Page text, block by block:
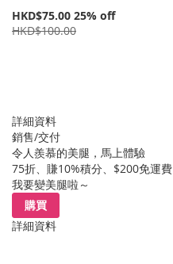
特
價
HKD$75.00 25% off
HKD$100.00
詳細資料
銷售/交付
令人羨慕的美腿，馬上體驗
75折、賺10%積分、$200免運費
我要變美腿啦～
購買
詳細資料